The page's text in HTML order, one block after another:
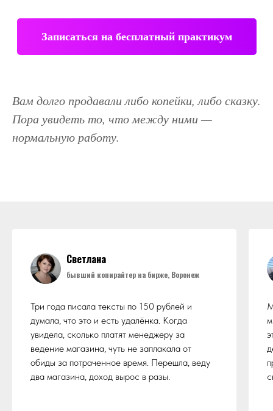
Записаться на бесплатный практикум
Вам долго продавали либо копейки, либо сказку.
Пора увидеть то, что между ними —
нормальную работу.
Светлана
бывший копирайтер на бирже, Воронеж
Три года писала тексты по 150 рублей и
думала, что это и есть удалёнка. Когда
увидела, сколько платят менеджеру за
ведение магазина, чуть не заплакала от
обиды за потраченное время. Перешла, веду
два магазина, доход вырос в разы.